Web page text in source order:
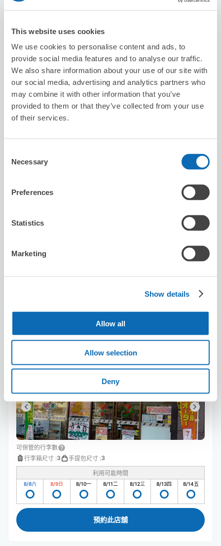
This website uses cookies
We use cookies to personalise content and ads, to
provide social media features and to analyse our traffic.
We also share information about your use of our site with
our social media, advertising and analytics partners who
may combine it with other information that you’ve
provided to them or that they’ve collected from your use
of their services.
Selection
Necessary
Preferences
Statistics
Marketing
Show details
Allow all
Allow selection
Deny
預約此店舖
Le Clos de Mariage
从Tanimachi 4-chome站步行5分钟。
可保管的行李數
8/8六 8/14五
Seven-Eleven Osaka Temma 1-chome
从Temmabashi站步行6分钟。
可保管的行李數
行李箱尺寸 :3 手提包尺寸 :3
利用可能時間
8/8六 8/9日 8/10一 8/11二 8/12三 8/13四 8/14五
預約此店舖